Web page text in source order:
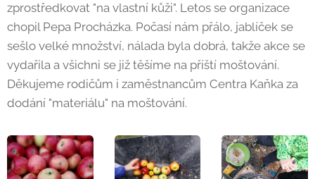
zprostředkovat "na vlastní kůži". Letos se organizace
chopil Pepa Procházka. Počasí nám přálo, jablíček se
sešlo velké množství, nálada byla dobrá, takže akce se
vydařila a všichni se již těšíme na příští moštování.
Děkujeme rodičům i zaměstnancům Centra Kaňka za
dodání "materiálu" na moštování.